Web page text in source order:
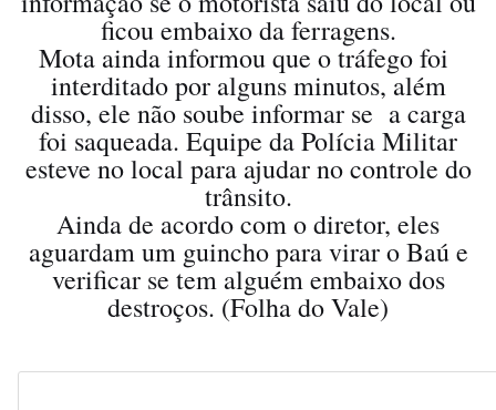
ficou embaixo da ferragens.
Mota ainda informou que o tráfego foi
interditado por alguns minutos, além
disso, ele não soube informar se a carga
foi saqueada. Equipe da Polícia Militar
esteve no local para ajudar no controle do
trânsito.
Ainda de acordo com o diretor, eles
aguardam um guincho para virar o Baú e
verificar se tem alguém embaixo dos
destroços. (Folha do Vale)